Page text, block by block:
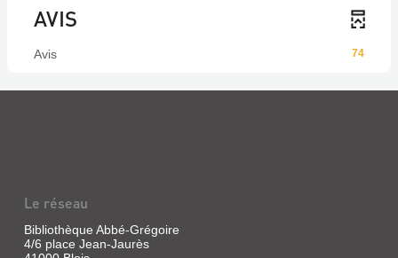
AVIS
74
Avis
Le réseau
Bibliothèque Abbé-Grégoire
4/6 place Jean-Jaurès